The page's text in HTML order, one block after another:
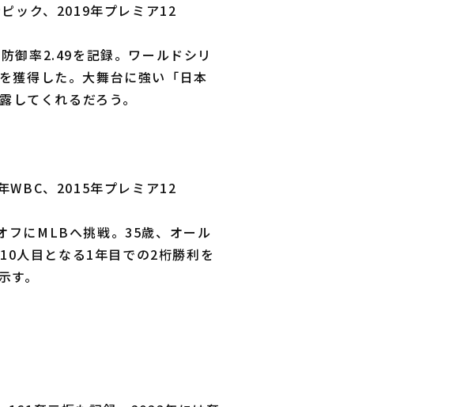
ック、2019年プレミア12
御率2.49を記録。ワールドシリ
獲得した。大舞台に強い「日本
てくれるだろう。
WBC、2015年プレミア12
フにMLBへ挑戦。35歳、オール
人目となる1年目での2桁勝利を
。